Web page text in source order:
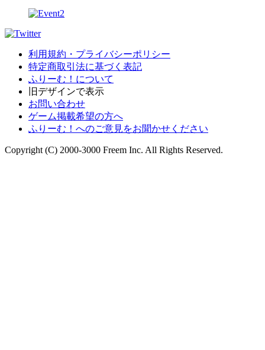
利用規約・プライバシーポリシー
特定商取引法に基づく表記
ふりーむ！について
旧デザインで表示
お問い合わせ
ゲーム掲載希望の方へ
ふりーむ！へのご意見をお聞かせください
Copyright (C) 2000-3000 Freem Inc. All Rights Reserved.